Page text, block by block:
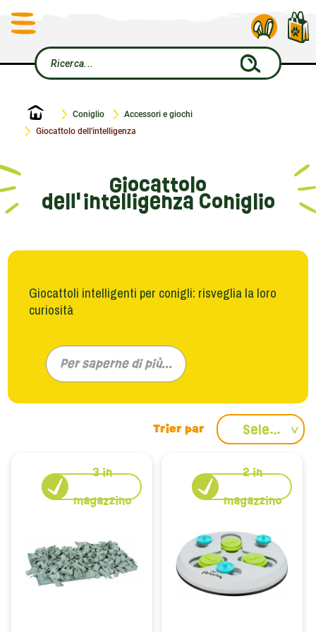
Home Coniglio
Accessori e giochi
Giocattolo dell'intelligenza
Giocattolo
dell'intelligenza Coniglio
Giocattoli intelligenti per conigli: risveglia la loro
curiosità
conigli” presso “Le petit rodent”, appositamente
pensati per stimolare la mente del tuo compagno
occupato il tuo coniglio: incoraggiano la sua
attività intellettuale e sviluppano la sua agilità
attraverso ingegnosi sistemi di ricompensa.
roditori, i nostri giochi di intelligenza si adattano al
loro tipo di corpo, incoraggiandoli a usare il loro
tempo e le loro energie in modo costruttivo.
Perché i giocattoli intelligenti?
I giocattoli intelligenti svolgono un ruolo cruciale
nel benessere mentale e fisico del tuo coniglio.
Per saperne di più...
Seleziona
3in
magazzino
2in
magazzino